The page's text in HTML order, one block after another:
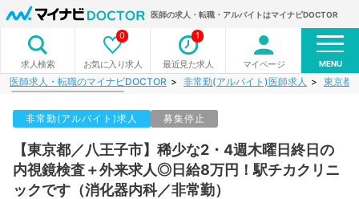
医師の求人・転職・アルバイトはマイナビDOCTOR
求人検索 お気に入り求人
0
最近見た求人
1
マイページ MENU
医師求人・転職のマイナビDOCTOR 非常勤(アルバイト)医師求人 東京都
非常勤(アルバイト)求人 募集停止
【東京都／八王子市】稀少な2・4週木曜日終日の
内視鏡検査＋外来求人◎日給8万円！駅チカクリニ
ックです（消化器内科／非常勤）